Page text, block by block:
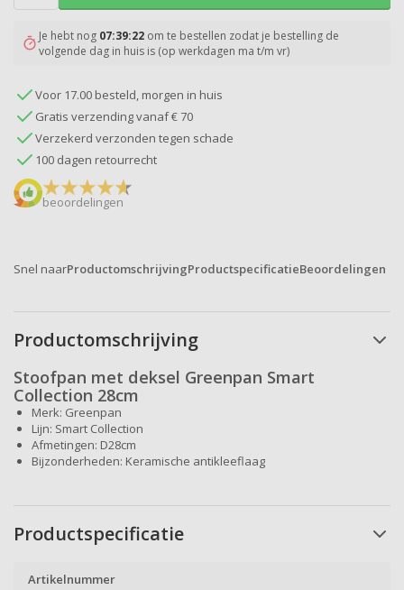
Je hebt nog 07:39:21 om te bestellen zodat je bestelling de
volgende dag in huis is (op werkdagen ma t/m vr)
Voor 17.00 besteld, morgen in huis
Gratis verzending vanaf € 70
Verzekerd verzonden tegen schade
100 dagen retourrecht
beoordelingen
Snel naarProductomschrijvingProductspecificatieBeoordelingen
Productomschrijving
Stoofpan met deksel Greenpan Smart
Collection 28cm
Merk: Greenpan
Lijn: Smart Collection
Afmetingen: D28cm
Bijzonderheden: Keramische antikleeflaag
Productspecificatie
Artikelnummer